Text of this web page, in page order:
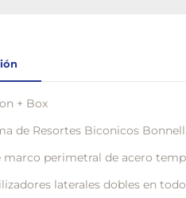
+ Box
de Resortes Biconicos Bonnell.
marco perimetral de acero
laterales dobles en